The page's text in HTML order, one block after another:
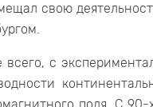
свою
с